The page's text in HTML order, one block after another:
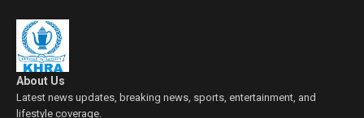
About Us
Latest news updates, breaking news, sports, entertainment, and
lifestyle coverage.